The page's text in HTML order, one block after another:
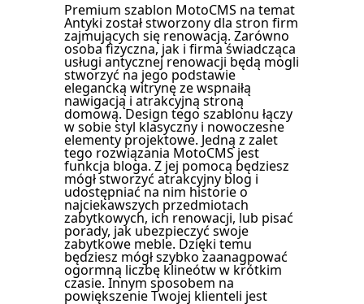
Premium szablon MotoCMS na temat
Antyki został stworzony dla stron firm
zajmujących się renowacją. Zarówno
osoba fizyczna, jak i firma świadcząca
usługi antycznej renowacji będą mogli
stworzyć na jego podstawie
elegancką witrynę ze wspnaiłą
nawigacją i atrakcyjną stroną
domową. Design tego szablonu łączy
w sobie styl klasyczny i nowoczesne
elementy projektowe. Jedną z zalet
tego rozwiązania MotoCMS jest
funkcja bloga. Z jej pomocą będziesz
mógł stworzyć atrakcyjny blog i
udostępniać na nim historie o
najciekawszych przedmiotach
zabytkowych, ich renowacji, lub pisać
porady, jak ubezpieczyć swoje
zabytkowe meble. Dzięki temu
będziesz mógł szybko zaanagpować
ogormną liczbę klineótw w krótkim
czasie. Innym sposobem na
powiększenie Twojej klienteli jest